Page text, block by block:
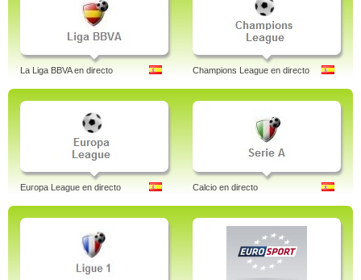
La Liga BBVA en directo Champions League en directo
Europa League en directo Calcio en directo